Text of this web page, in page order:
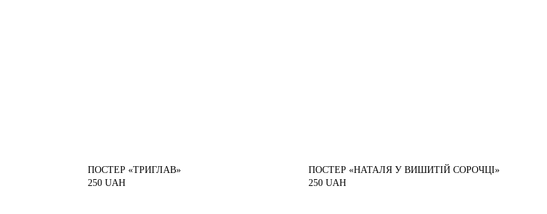
ПОСТЕР «ТРИГЛАВ»
250 UAH
ПОСТЕР «НАТАЛЯ У ВИШИТІЙ СОРОЧЦІ»
250 UAH